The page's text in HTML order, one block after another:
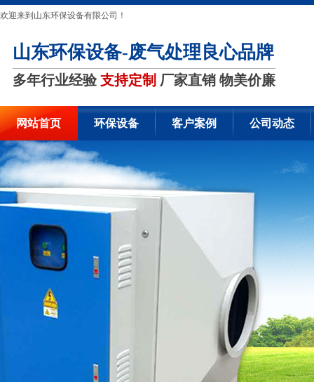
欢迎来到山东环保设备有限公司！
山东环保设备-废气处理良心品牌
多年行业经验支持定制 厂家直销 物美价廉
网站首页 环保设备 客户案例 公司动态